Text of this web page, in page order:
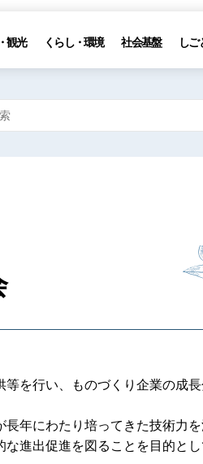
観光 くらし・環境 社会基盤 しご
を行い、ものづくり企業の成
年にわたり培ってきた技術力
進出促進を図ることを目的と